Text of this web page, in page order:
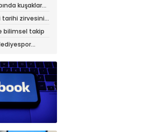
kuşaklar
tarihi zirvesini
bilimsel takip